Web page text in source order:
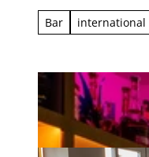
Bar international